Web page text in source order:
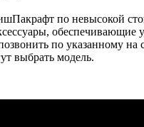
по невысокой
по указанному
выбрать модель.